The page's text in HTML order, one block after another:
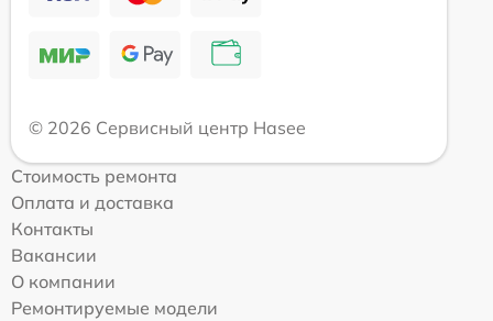
© 2026 Сервисный центр Hasee
Стоимость ремонта
Оплата и доставка
Контакты
Вакансии
О компании
Ремонтируемые модели